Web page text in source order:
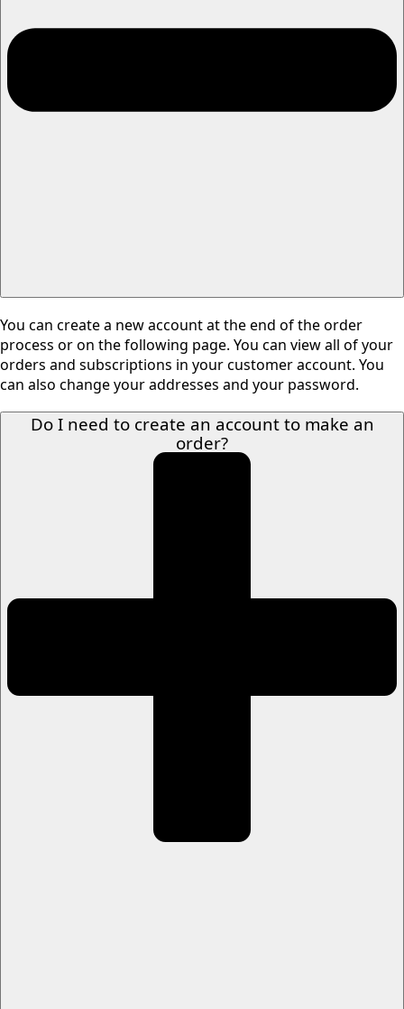
You can create a new account at the end of the order
process or on the following page. You can view all of your
orders and subscriptions in your customer account. You
can also change your addresses and your password.
Do I need to create an account to make an
order?